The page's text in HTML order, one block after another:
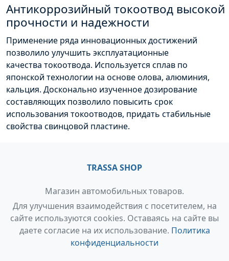
Антикоррозийный токоотвод высокой
прочности и надежности
Применение ряда инновационных достижений
позволило улучшить эксплуатационные
качества токоотвода. Используется сплав по
японской технологии на основе олова, алюминия,
кальция. Досконально изученное дозирование
составляющих позволило повысить срок
использования токоотводов, придать стабильные
свойства свинцовой пластине.
TRASSA SHOP
Магазин автомобильных товаров.
Для улучшения взаимодействия с посетителем, на
сайте используются cookies. Оставаясь на сайте вы
даете согласие на их использование. Политика
конфиденциальности